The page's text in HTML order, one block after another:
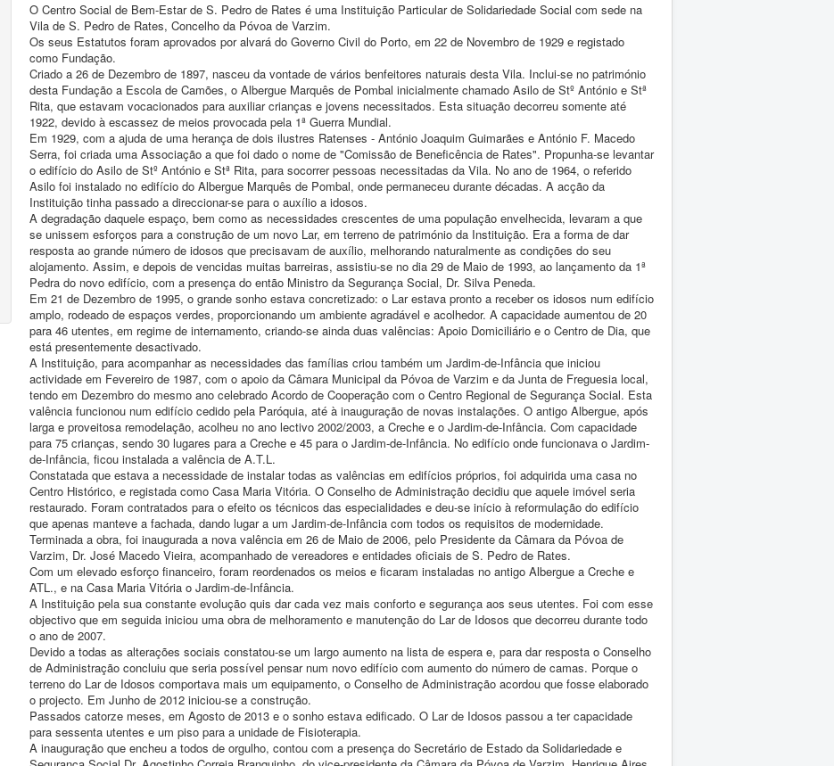
O Centro Social de Bem-Estar de S. Pedro de Rates é uma Instituição Particular de Solidariedade Social com sede na
Vila de S. Pedro de Rates, Concelho da Póvoa de Varzim.
Os seus Estatutos foram aprovados por alvará do Governo Civil do Porto, em 22 de Novembro de 1929 e registado
como Fundação.
Criado a 26 de Dezembro de 1897, nasceu da vontade de vários benfeitores naturais desta Vila. Inclui-se no património
desta Fundação a Escola de Camões, o Albergue Marquês de Pombal inicialmente chamado Asilo de Stº António e Stª
Rita, que estavam vocacionados para auxiliar crianças e jovens necessitados. Esta situação decorreu somente até
1922, devido à escassez de meios provocada pela 1ª Guerra Mundial.
Em 1929, com a ajuda de uma herança de dois ilustres Ratenses - António Joaquim Guimarães e António F. Macedo
Serra, foi criada uma Associação a que foi dado o nome de "Comissão de Beneficência de Rates". Propunha-se levantar
o edifício do Asilo de Stº António e Stª Rita, para socorrer pessoas necessitadas da Vila. No ano de 1964, o referido
Asilo foi instalado no edifício do Albergue Marquês de Pombal, onde permaneceu durante décadas. A acção da
Instituição tinha passado a direccionar-se para o auxílio a idosos.
A degradação daquele espaço, bem como as necessidades crescentes de uma população envelhecida, levaram a que
se unissem esforços para a construção de um novo Lar, em terreno de património da Instituição. Era a forma de dar
resposta ao grande número de idosos que precisavam de auxílio, melhorando naturalmente as condições do seu
alojamento. Assim, e depois de vencidas muitas barreiras, assistiu-se no dia 29 de Maio de 1993, ao lançamento da 1ª
Pedra do novo edifício, com a presença do então Ministro da Segurança Social, Dr. Silva Peneda.
Em 21 de Dezembro de 1995, o grande sonho estava concretizado: o Lar estava pronto a receber os idosos num edifício
amplo, rodeado de espaços verdes, proporcionando um ambiente agradável e acolhedor. A capacidade aumentou de 20
para 46 utentes, em regime de internamento, criando-se ainda duas valências: Apoio Domiciliário e o Centro de Dia, que
está presentemente desactivado.
A Instituição, para acompanhar as necessidades das famílias criou também um Jardim-de-Infância que iniciou
actividade em Fevereiro de 1987, com o apoio da Câmara Municipal da Póvoa de Varzim e da Junta de Freguesia local,
tendo em Dezembro do mesmo ano celebrado Acordo de Cooperação com o Centro Regional de Segurança Social. Esta
valência funcionou num edifício cedido pela Paróquia, até à inauguração de novas instalações. O antigo Albergue, após
larga e proveitosa remodelação, acolheu no ano lectivo 2002/2003, a Creche e o Jardim-de-Infância. Com capacidade
para 75 crianças, sendo 30 lugares para a Creche e 45 para o Jardim-de-Infância. No edifício onde funcionava o Jardim-
de-Infância, ficou instalada a valência de A.T.L.
Constatada que estava a necessidade de instalar todas as valências em edifícios próprios, foi adquirida uma casa no
Centro Histórico, e registada como Casa Maria Vitória. O Conselho de Administração decidiu que aquele imóvel seria
restaurado. Foram contratados para o efeito os técnicos das especialidades e deu-se início à reformulação do edifício
que apenas manteve a fachada, dando lugar a um Jardim-de-Infância com todos os requisitos de modernidade.
Terminada a obra, foi inaugurada a nova valência em 26 de Maio de 2006, pelo Presidente da Câmara da Póvoa de
Varzim, Dr. José Macedo Vieira, acompanhado de vereadores e entidades oficiais de S. Pedro de Rates.
Com um elevado esforço financeiro, foram reordenados os meios e ficaram instaladas no antigo Albergue a Creche e
ATL., e na Casa Maria Vitória o Jardim-de-Infância.
A Instituição pela sua constante evolução quis dar cada vez mais conforto e segurança aos seus utentes. Foi com esse
objectivo que em seguida iniciou uma obra de melhoramento e manutenção do Lar de Idosos que decorreu durante todo
o ano de 2007.
Devido a todas as alterações sociais constatou-se um largo aumento na lista de espera e, para dar resposta o Conselho
de Administração concluiu que seria possível pensar num novo edifício com aumento do número de camas. Porque o
terreno do Lar de Idosos comportava mais um equipamento, o Conselho de Administração acordou que fosse elaborado
o projecto. Em Junho de 2012 iniciou-se a construção.
Passados catorze meses, em Agosto de 2013 e o sonho estava edificado. O Lar de Idosos passou a ter capacidade
para sessenta utentes e um piso para a unidade de Fisioterapia.
A inauguração que encheu a todos de orgulho, contou com a presença do Secretário de Estado da Solidariedade e